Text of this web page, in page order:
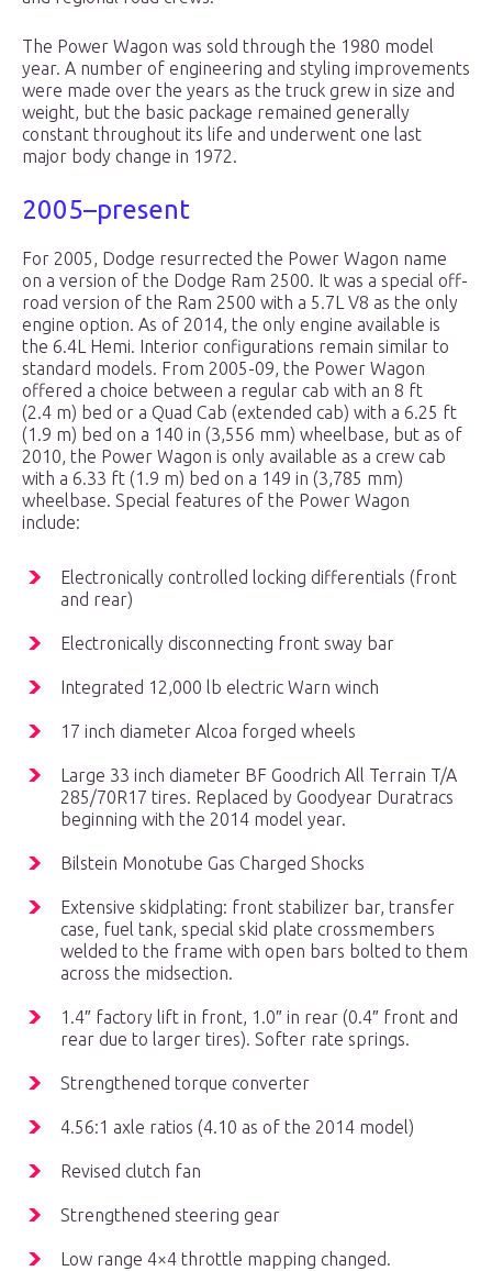
The Power Wagon was sold through the 1980 model
year. A number of engineering and styling improvements
were made over the years as the truck grew in size and
weight, but the basic package remained generally
constant throughout its life and underwent one last
major body change in 1972.
2005–present
For 2005, Dodge resurrected the Power Wagon name
on a version of the Dodge Ram 2500. It was a special off-
road version of the Ram 2500 with a 5.7L V8 as the only
engine option. As of 2014, the only engine available is
the 6.4L Hemi. Interior configurations remain similar to
standard models. From 2005-09, the Power Wagon
offered a choice between a regular cab with an 8 ft
(2.4 m) bed or a Quad Cab (extended cab) with a 6.25 ft
(1.9 m) bed on a 140 in (3,556 mm) wheelbase, but as of
2010, the Power Wagon is only available as a crew cab
with a 6.33 ft (1.9 m) bed on a 149 in (3,785 mm)
wheelbase. Special features of the Power Wagon
include:
Electronically controlled locking differentials (front
and rear)
Electronically disconnecting front sway bar
Integrated 12,000 lb electric Warn winch
17 inch diameter Alcoa forged wheels
Large 33 inch diameter BF Goodrich All Terrain T/A
285/70R17 tires. Replaced by Goodyear Duratracs
beginning with the 2014 model year.
Bilstein Monotube Gas Charged Shocks
Extensive skidplating: front stabilizer bar, transfer
case, fuel tank, special skid plate crossmembers
welded to the frame with open bars bolted to them
across the midsection.
1.4″ factory lift in front, 1.0″ in rear (0.4″ front and
rear due to larger tires). Softer rate springs.
Strengthened torque converter
4.56:1 axle ratios (4.10 as of the 2014 model)
Revised clutch fan
Strengthened steering gear
Low range 4×4 throttle mapping changed.